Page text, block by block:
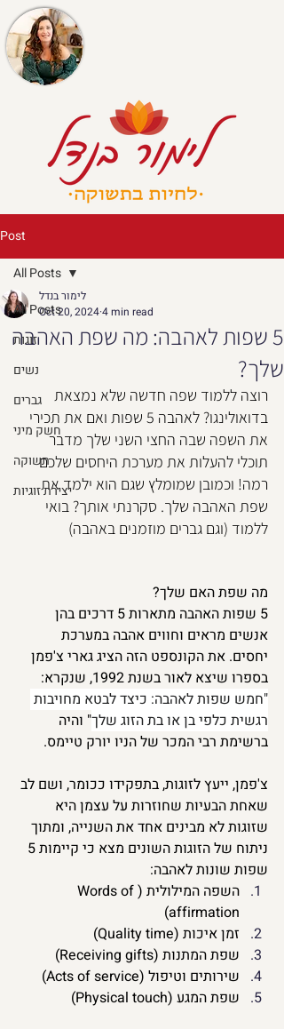
Post
All Posts
זוגות
נשים
גברים
חשק מיני
תשוקה
יצירת זוגיות
All Posts
5 שפות לאהבה: מה שפת האהבה
שלך?
לימור בנדל
Oct 20, 20244 min read
רוצה ללמוד שפה חדשה שלא נמצאת
בדואולינגו? לאהבה 5 שפות ואם את תכירי
את השפה שבה החצי השני שלך מדבר
תוכלי להעלות את מערכת היחסים שלכם
רמה! וכמובן שמומלץ שגם הוא ילמד את
שפת האהבה שלך. סקרנתי אותך? בואי
ללמוד (וגם גברים מוזמנים באהבה)
מה שפת האם שלך?
5 שפות האהבה מתארות 5 דרכים בהן
אנשים מראים וחווים אהבה במערכת
יחסים. את הקונספט הזה הציג גארי צ'פמן
בספרו שיצא לאור בשנת 1992, שנקרא:
"חמש שפות לאהבה: כיצד לבטא מחויבות
רגשית כלפי בן או בת הזוג שלך" והיה
ברשימת רבי המכר של הניו יורק טיימס.
צ'פמן, ייעץ לזוגות, בתפקידו ככומר, ושם לב
שאחת הבעיות שחוזרות על עצמן היא
שזוגות לא מבינים אחד את השנייה, ומתוך
שפות שונות לאהבה:
השפה המילולית (Words of
affirmation)
זמן איכות (Quality time)
שפת המתנות (Receiving gifts)
שירותים וטיפול (Acts of service)
שפת המגע (Physical touch)